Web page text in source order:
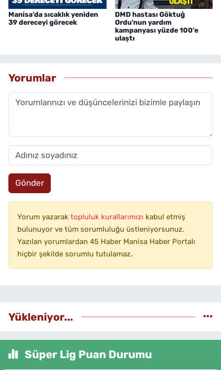
Manisa’da sıcaklık yeniden
39 dereceyi görecek
DMD hastası Göktuğ
Ordu'nun yardım
kampanyası yüzde 100'e
ulaştı
Yorumlar
Gönder
Yorum yazarak topluluk kurallarımızı kabul etmiş
bulunuyor ve tüm sorumluluğu üstleniyorsunuz.
Yazılan yorumlardan 45 Haber Manisa Haber Portalı
hiçbir şekilde sorumlu tutulamaz.
Yükleniyor...
Süper Lig Puan Durumu